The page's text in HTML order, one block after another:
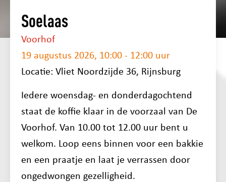
Soelaas
Voorhof
19 augustus 2026, 10:00 - 12:00 uur
Locatie: Vliet Noordzijde 36, Rijnsburg
Iedere woensdag- en donderdagochtend
staat de koffie klaar in de voorzaal van De
Voorhof. Van 10.00 tot 12.00 uur bent u
welkom. Loop eens binnen voor een bakkie
en een praatje en laat je verrassen door
ongedwongen gezelligheid.